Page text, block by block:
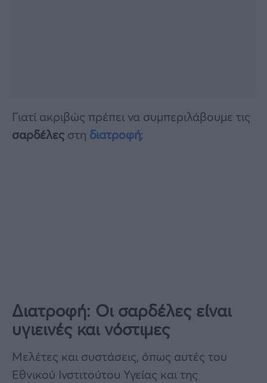
Γιατί ακριβώς πρέπει να συμπεριλάβουμε τις
σαρδέλες στη διατροφή;
Διατροφή: Οι σαρδέλες είναι
υγιεινές και νόστιμες
Μελέτες και συστάσεις, όπως αυτές του
Εθνικού Ινστιτούτου Υγείας και της